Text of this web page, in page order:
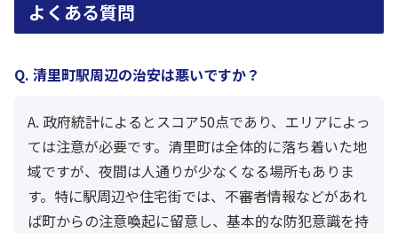
よくある質問
Q. 清里町駅周辺の治安は悪いですか？
A. 政府統計によるとスコア50点であり、エリアによっ
ては注意が必要です。清里町は全体的に落ち着いた地
域ですが、夜間は人通りが少なくなる場所もありま
す。特に駅周辺や住宅街では、不審者情報などがあれ
ば町からの注意喚起に留意し、基本的な防犯意識を持